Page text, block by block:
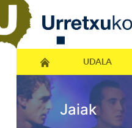
UDALA
Jaiak